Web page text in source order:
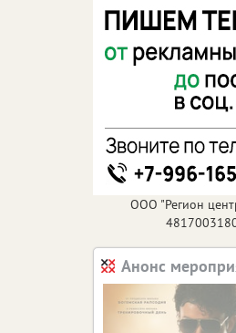
ООО "Регион
Анонс